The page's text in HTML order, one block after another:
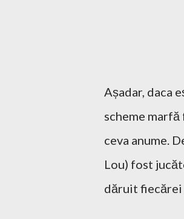
Așadar, daca
scheme
ceva anume.
Lou) fost
dăruit fiecărei